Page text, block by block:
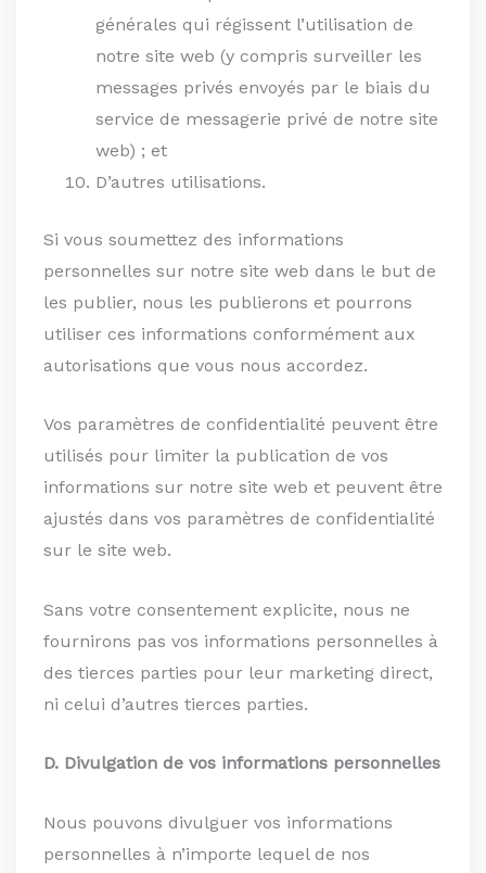
générales qui régissent l’utilisation de
notre site web (y compris surveiller les
messages privés envoyés par le biais du
service de messagerie privé de notre site
web) ; et
D’autres utilisations.
Si vous soumettez des informations
personnelles sur notre site web dans le but de
les publier, nous les publierons et pourrons
utiliser ces informations conformément aux
autorisations que vous nous accordez.
Vos paramètres de confidentialité peuvent être
utilisés pour limiter la publication de vos
informations sur notre site web et peuvent être
ajustés dans vos paramètres de confidentialité
sur le site web.
Sans votre consentement explicite, nous ne
fournirons pas vos informations personnelles à
des tierces parties pour leur marketing direct,
ni celui d’autres tierces parties.
D. Divulgation de vos informations personnelles
Nous pouvons divulguer vos informations
personnelles à n’importe lequel de nos